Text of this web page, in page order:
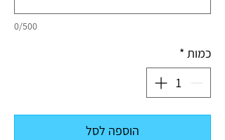
0/500
כמות *
הוספה לסל